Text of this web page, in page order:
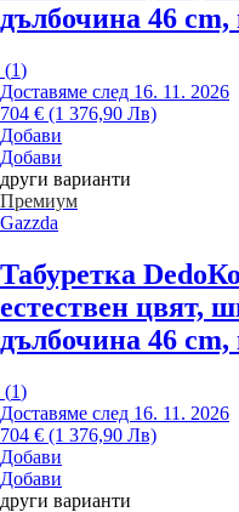
дълбочина 46
(1)
Доставяме след 16. 11. 2026
704 € (1 376,90 Лв)
Добави
Добави
други варианти
Премиум
Gazzda
Табуретка Dedo
естествен цвят,
дълбочина 46
(1)
Доставяме след 16. 11. 2026
704 € (1 376,90 Лв)
Добави
Добави
други варианти